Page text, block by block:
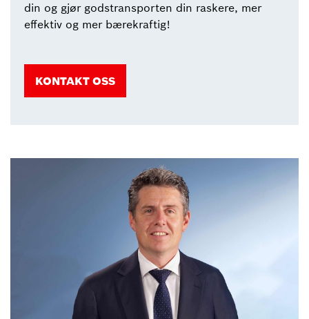
din og gjør godstransporten din raskere, mer
effektiv og mer bærekraftig!
KONTAKT OSS